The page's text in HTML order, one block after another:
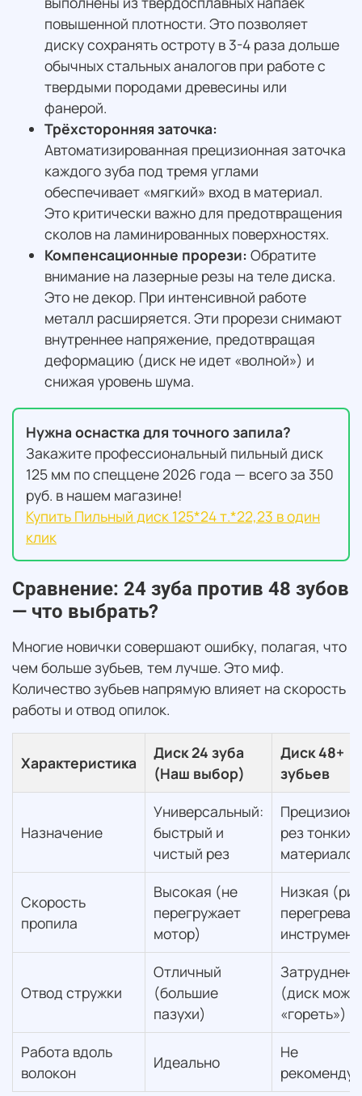
повышенной плотности. Это позволяет
диску сохранять остроту в 3-4 раза дольше
обычных стальных аналогов при работе с
твердыми породами древесины или
фанерой.
Трёхсторонняя заточка:
Автоматизированная прецизионная заточка
каждого зуба под тремя углами
обеспечивает «мягкий» вход в материал.
Это критически важно для предотвращения
сколов на ламинированных поверхностях.
Компенсационные прорези: Обратите
внимание на лазерные резы на теле диска.
Это не декор. При интенсивной работе
металл расширяется. Эти прорези снимают
внутреннее напряжение, предотвращая
деформацию (диск не идет «волной») и
снижая уровень шума.
Нужна оснастка для точного запила?
Закажите профессиональный пильный диск
125 мм по спеццене 2026 года — всего за 350
руб. в нашем магазине!
Купить Пильный диск 125*24 т.*22,23 в один
клик
Сравнение: 24 зуба против 48 зубов
— что выбрать?
Многие новички совершают ошибку, полагая, что
чем больше зубьев, тем лучше. Это миф.
Количество зубьев напрямую влияет на скорость
работы и отвод опилок.
Характеристика
Диск 24 зуба
(Наш выбор)
Диск 48+
зубьев
Назначение
Универсальный:
быстрый и
чистый рез
рез тонких
материалов
Скорость
пропила
Высокая (не
перегружает
мотор)
Низкая
перегрева
Отвод стружки
Отличный
(большие
пазухи)
(диск
«гореть»)
Работа вдоль
волокон
Идеально
Не